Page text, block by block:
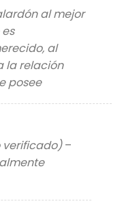
al mejor
al
la relación
posee
–